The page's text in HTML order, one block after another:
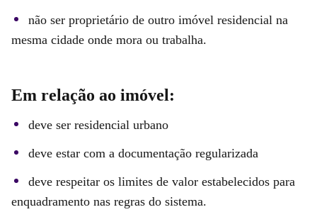
não ser proprietário de outro imóvel residencial na
mesma cidade onde mora ou trabalha.
Em relação ao imóvel :
deve ser residencial urbano
deve estar com a documentação regularizada
deve respeitar os limites de valor estabelecidos para
enquadramento nas regras do sistema.